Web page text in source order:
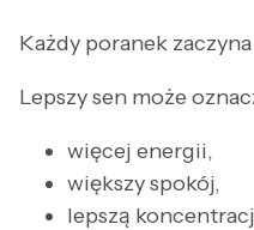
Każdy poranek
Lepszy sen może
więcej energii,
większy spokój,
lepszą